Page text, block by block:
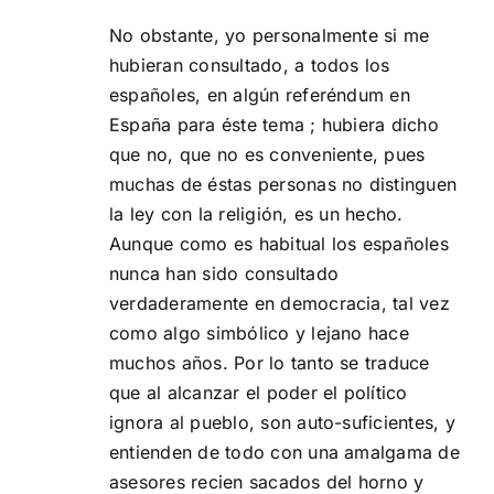
No obstante, yo personalmente si me
hubieran consultado, a todos los
españoles, en algún referéndum en
España para éste tema ; hubiera dicho
que no, que no es conveniente, pues
muchas de éstas personas no distinguen
la ley con la religión, es un hecho.
Aunque como es habitual los españoles
nunca han sido consultado
verdaderamente en democracia, tal vez
como algo simbólico y lejano hace
muchos años. Por lo tanto se traduce
que al alcanzar el poder el político
ignora al pueblo, son auto-suficientes, y
entienden de todo con una amalgama de
asesores recien sacados del horno y